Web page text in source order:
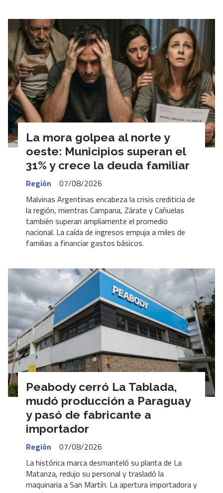
La mora golpea al norte y
oeste: Municipios superan el
31% y crece la deuda familiar
Región
07/08/2026
Malvinas Argentinas encabeza la crisis crediticia de
la región, mientras Campana, Zárate y Cañuelas
también superan ampliamente el promedio
nacional. La caída de ingresos empuja a miles de
familias a financiar gastos básicos.
Peabody cerró La Tablada,
mudó producción a Paraguay
y pasó de fabricante a
importador
Región
07/08/2026
La histórica marca desmanteló su planta de La
Matanza, redujo su personal y trasladó la
maquinaria a San Martín. La apertura importadora y